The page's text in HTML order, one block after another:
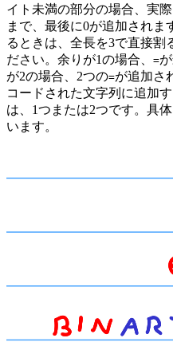
イト未満の部分の場合、実
まで、最後に0が追加されま
るときは、全長を3で直接割
ださい。余りが1の場合、 =
が2の場合、2つの=が追加さ
コードされた文字列に追加
は、1つまたは2つです。具
います。